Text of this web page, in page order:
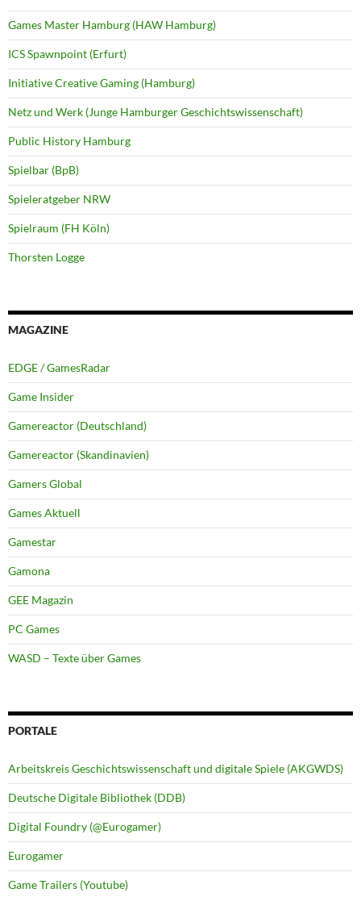
Games Master Hamburg (HAW Hamburg)
ICS Spawnpoint (Erfurt)
Initiative Creative Gaming (Hamburg)
Netz und Werk (Junge Hamburger Geschichtswissenschaft)
Public History Hamburg
Spielbar (BpB)
Spieleratgeber NRW
Spielraum (FH Köln)
Thorsten Logge
MAGAZINE
EDGE / GamesRadar
Game Insider
Gamereactor (Deutschland)
Gamereactor (Skandinavien)
Gamers Global
Games Aktuell
Gamestar
Gamona
GEE Magazin
PC Games
WASD – Texte über Games
PORTALE
Arbeitskreis Geschichtswissenschaft und digitale Spiele (AKGWDS)
Deutsche Digitale Bibliothek (DDB)
Digital Foundry (@Eurogamer)
Eurogamer
Game Trailers (Youtube)